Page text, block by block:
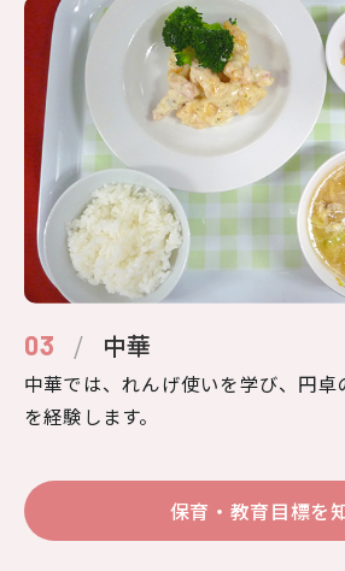
03 / 中華
中華では、れんげ使いを学び、円卓
を経験します。
保育・教育目標を